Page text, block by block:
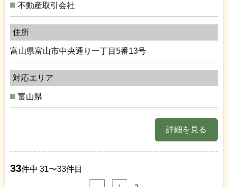
不動産取引会社
住所
富山県富山市中央通り一丁目5番13号
対応エリア
富山県
詳細を見る
33件中 31〜33件目